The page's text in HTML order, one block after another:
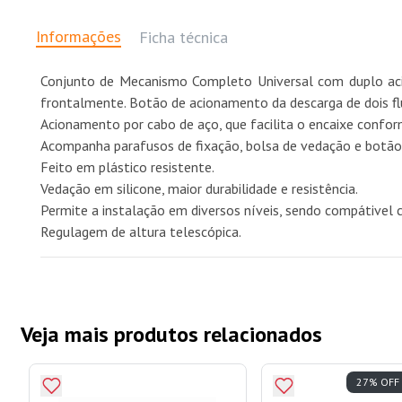
Informações Ficha técnica
Conjunto de Mecanismo Completo Universal com duplo
frontalmente. Botão de acionamento da descarga de dois
Acionamento por cabo de aço, que facilita o encaixe
Acompanha parafusos de fixação, bolsa de vedação e
Feito em plástico resistente.
Vedação em silicone, maior durabilidade e resistência.
Permite a instalação em diversos níveis, sendo compátivel
Regulagem de altura telescópica.
Veja mais produtos relacionados
27% OFF